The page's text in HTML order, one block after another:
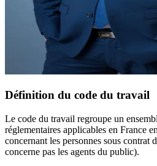
Définition du code du travail
Le code du travail regroupe un
réglementaires applicables en France
concernant les personnes sous contrat
concerne pas les agents du public).